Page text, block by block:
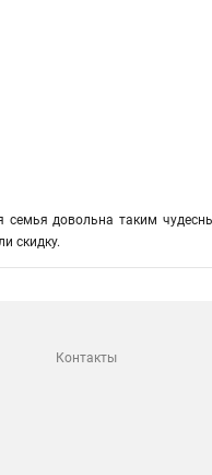
семья довольна таким
скидку.
Контакты